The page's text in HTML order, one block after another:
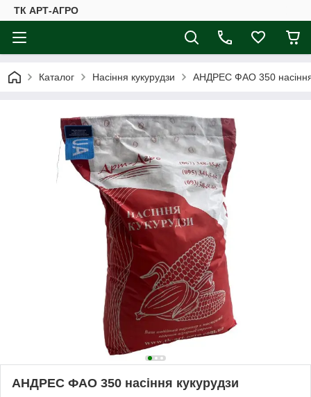
ТК АРТ-АГРО
Каталог Насіння кукурудзи АНДРЕС ФАО 350 насіння
АНДРЕС ФАО 350 насіння кукурудзи